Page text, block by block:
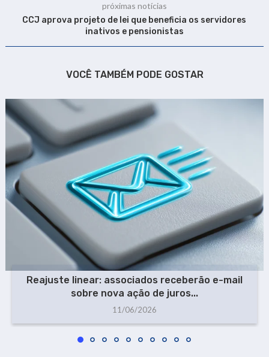
próximas notícias
CCJ aprova projeto de lei que beneficia os servidores
inativos e pensionistas
VOCÊ TAMBÉM PODE GOSTAR
Reajuste linear: associados receberão e-mail
sobre nova ação de juros...
11/06/2026